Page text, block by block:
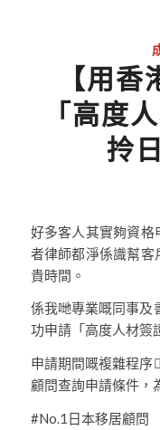
【用
「高度
拎
好多客人其實夠資格
者律師都淨係識幫客
貴時間。
係我哋專業嘅同事及
功申請「高度人材簽
申請期間嘅複雜程序
顧問查詢申請條件，
#No.1日本移居顧問